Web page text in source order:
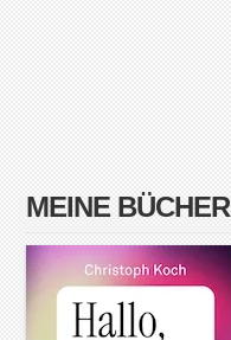
MEINE BÜCHER